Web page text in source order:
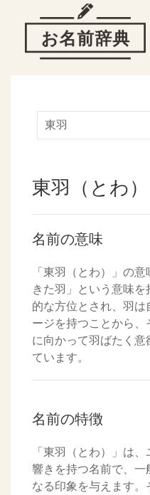
東羽（とわ）
名前の意味
「東羽（とわ）」の
きた羽」という意味
的な方位とされ、羽
ージを持つことから
に向かって羽ばたく
ています。
名前の特徴
「東羽（とわ）」は
響きを持つ名前で、
なる印象を与えます